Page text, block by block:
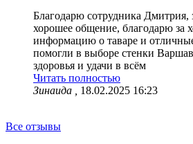
Благодарю сотрудника Дмитрия,
хорошее общение, благодарю за
информацию о таваре и
помогли в выборе стенки
здоровья и удачи в всём
Читать полностью
Зинаида ,
18.02.2025 16:23
Все отзывы